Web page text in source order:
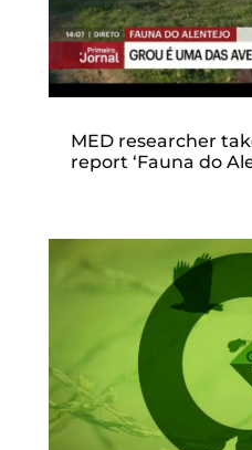
MED researcher
report ‘Fauna do